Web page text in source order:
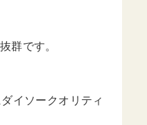
群です。
イソークオリティ